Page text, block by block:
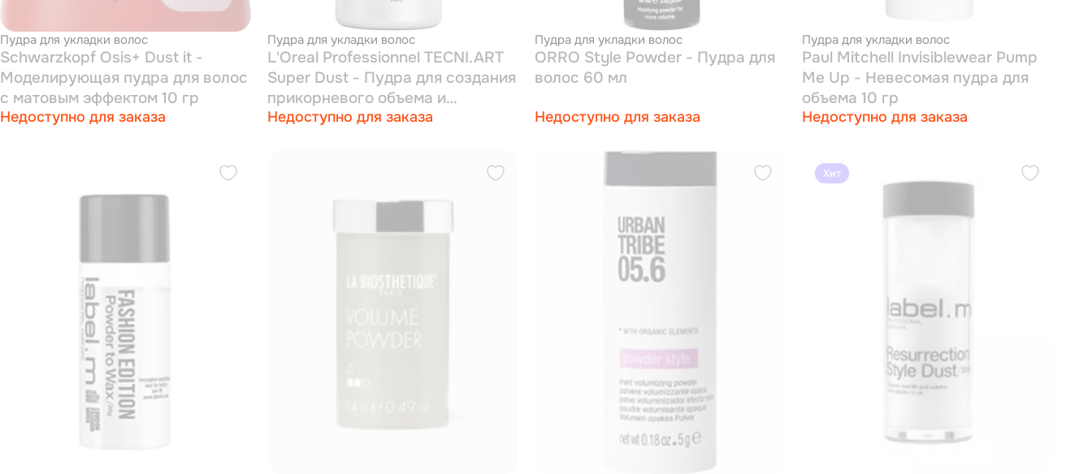
Пудра для укладки волос
Schwarzkopf Osis+ Dust it -
Моделирующая пудра для волос
с матовым эффектом 10 гр
Недоступно для заказа
Пудра для укладки волос
L'Oreal Professionnel TECNI.ART
Super Dust - Пудра для создания
прикорневого объема и
фиксации (фиксация 3) 7 г
Недоступно для заказа
Пудра для укладки волос
ORRO Style Powder - Пудра для
волос 60 мл
Недоступно для заказа
Пудра для укладки волос
Paul Mitchell Invisiblewear Pump
Me Up - Невесомая пудра для
объема 10 гр
Недоступно для заказа
Хит